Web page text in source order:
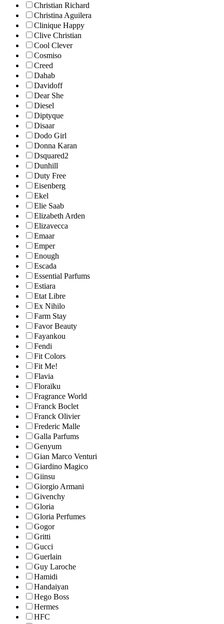
Christian Richard
Christina Aguilera
Clinique Happy
Clive Christian
Cool Clever
Cosmiso
Creed
Dahab
Davidoff
Dear She
Diesel
Diptyque
Disaar
Dodo Girl
Donna Karan
Dsquared2
Dunhill
Duty Free
Eisenberg
Ekel
Elie Saab
Elizabeth Arden
Elizavecca
Emaar
Emper
Enough
Escada
Essential Parfums
Estiara
Etat Libre
Ex Nihilo
Farm Stay
Favor Beauty
Fayankou
Fendi
Fit Colors
Fit Me!
Flavia
Floraïku
Fragrance World
Franck Boclet
Franck Olivier
Frederic Malle
Galla Parfums
Genyum
Gian Marco Venturi
Giardino Magico
Giinsu
Giorgio Armani
Givenchy
Gloria
Gloria Perfumes
Gogor
Gritti
Gucci
Guerlain
Guy Laroche
Hamidi
Handaiyan
Hego Boss
Hermes
HFC